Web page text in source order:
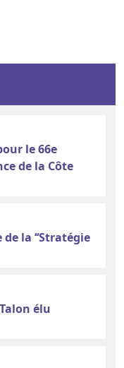
le 66e
de la Côte
la ‘‘Stratégie
élu